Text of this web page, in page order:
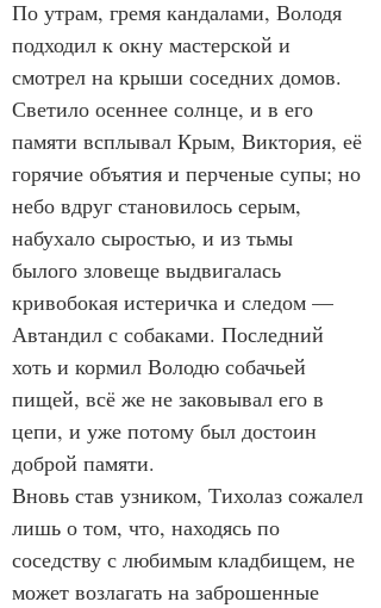
По утрам, гремя кандалами, Володя
подходил к окну мастерской и
смотрел на крыши соседних домов.
Светило осеннее солнце, и в его
памяти всплывал Крым, Виктория, её
горячие объятия и перченые супы; но
небо вдруг становилось серым,
набухало сыростью, и из тьмы
былого зловеще выдвигалась
кривобокая истеричка и следом —
Автандил с собаками. Последний
хоть и кормил Володю собачьей
пищей, всё же не заковывал его в
цепи, и уже потому был достоин
доброй памяти.
Вновь став узником, Тихолаз сожалел
лишь о том, что, находясь по
соседству с любимым кладбищем, не
может возлагать на заброшенные